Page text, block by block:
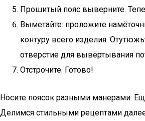
Прошитый пояс выверните.
Выметайте: проложите
контуру всего изделия.
отверстие для вывёртывания
Отстрочите. Готово!
Носите поясок разными манерами.
Делимся стильными рецептами